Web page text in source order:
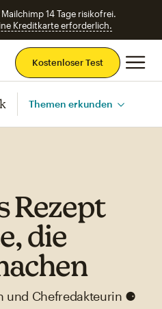
14 Tage risikofrei.
Kreditkarte erforderlich.
Kostenloser Test
Themen erkunden
Rezept
die
und Chefredakteurin ⚈